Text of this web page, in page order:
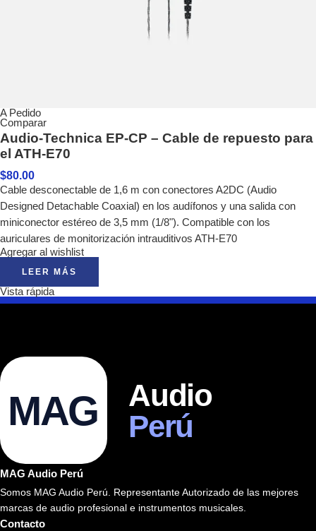
A Pedido
Comparar
Audio-Technica EP-CP – Cable de repuesto para
el ATH-E70
$80.00
Cable desconectable de 1,6 m con conectores A2DC (Audio
Designed Detachable Coaxial) en los audífonos y una salida con
miniconector estéreo de 3,5 mm (1/8"). Compatible con los
auriculares de monitorización intrauditivos ATH-E70
Agregar al wishlist
LEER MÁS
Vista rápida
MAG
Audio
Perú
MAG Audio Perú
Somos MAG Audio Perú. Representante Autorizado de las mejores
marcas de audio profesional e instrumentos musicales.
Contacto